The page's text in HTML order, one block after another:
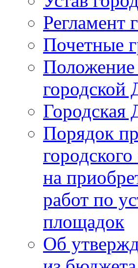
Регламент
Почетные
Положение
Городская
Порядок
на
работ по
площадок
Об